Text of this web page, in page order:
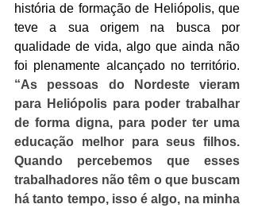
história de formação de Heliópolis, que
teve a sua origem na busca por
qualidade de vida, algo que ainda não
“As pessoas do Nordeste vieram
para Heliópolis para poder trabalhar
de forma digna, para poder ter uma
educação melhor para seus filhos.
Quando percebemos que esses
trabalhadores não têm o que buscam
há tanto tempo, isso é algo, na minha